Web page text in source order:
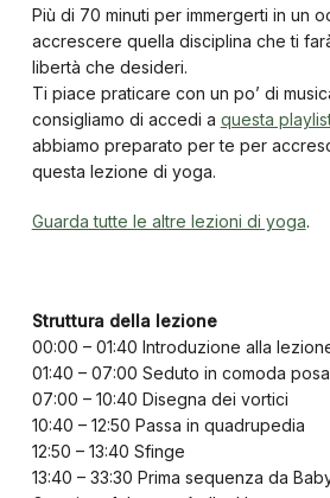
Più di 70 minuti per immergerti in un
accrescere quella disciplina che ti
libertà che desideri.
Ti piace praticare con un po’ di
consigliamo di accedi a questa
abbiamo preparato per te per
questa lezione di yoga.
Guarda tutte le altre lezioni di yoga.
Struttura della lezione
00:00 – 01:40 Introduzione alla
01:40 – 07:00 Seduto in comoda posa
07:00 – 10:40 Disegna dei vortici
10:40 – 12:50 Passa in quadrupedia
12:50 – 13:40 Sfinge
13:40 – 33:30 Prima sequenza da